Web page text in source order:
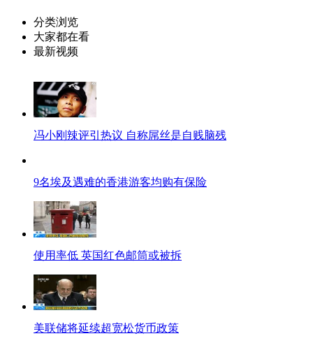
分类浏览
大家都在看
最新视频
冯小刚辣评引热议 自称屌丝是自贱脑残
9名埃及遇难的香港游客均购有保险
使用率低 英国红色邮筒或被拆
美联储将延续超宽松货币政策